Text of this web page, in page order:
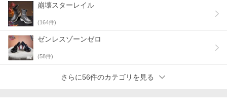
崩壊スターレイル
(164件)
ゼンレスゾーンゼロ
(58件)
さらに56件のカテゴリを見る